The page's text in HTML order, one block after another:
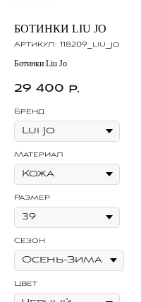
БОТИНКИ LIU JO
Артикул: 118209_liu_jo
Ботинки Liu Jo
29 400 р.
Бренд
Материал
Размер
Сезон
Цвет